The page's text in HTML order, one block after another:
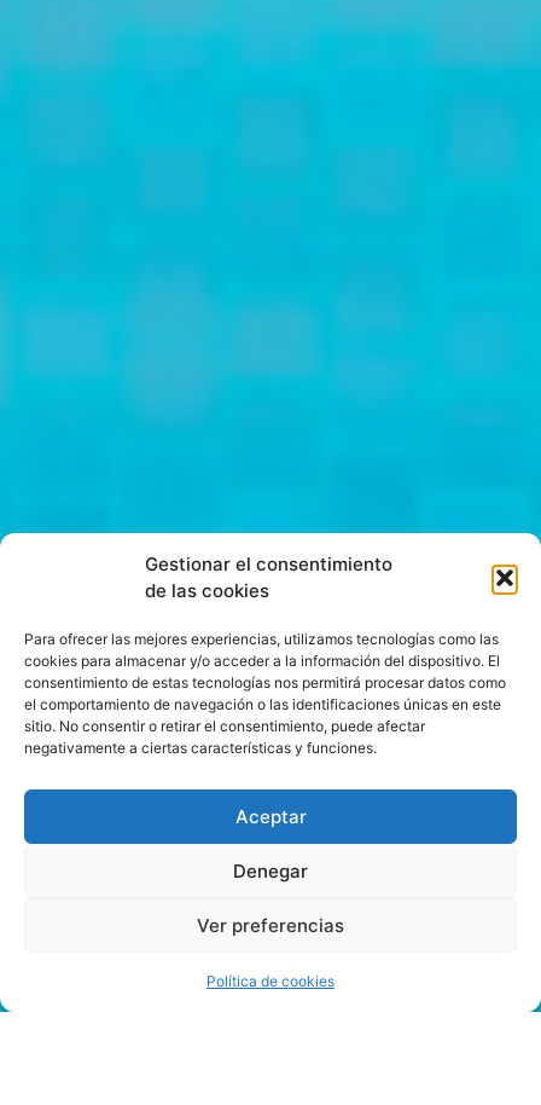
Gestionar el consentimiento
de las cookies
Para ofrecer las mejores experiencias, utilizamos tecnologías como las
cookies para almacenar y/o acceder a la información del dispositivo. El
consentimiento de estas tecnologías nos permitirá procesar datos como
el comportamiento de navegación o las identificaciones únicas en este
sitio. No consentir o retirar el consentimiento, puede afectar
negativamente a ciertas características y funciones.
Aceptar
Denegar
Ver preferencias
Política de cookies